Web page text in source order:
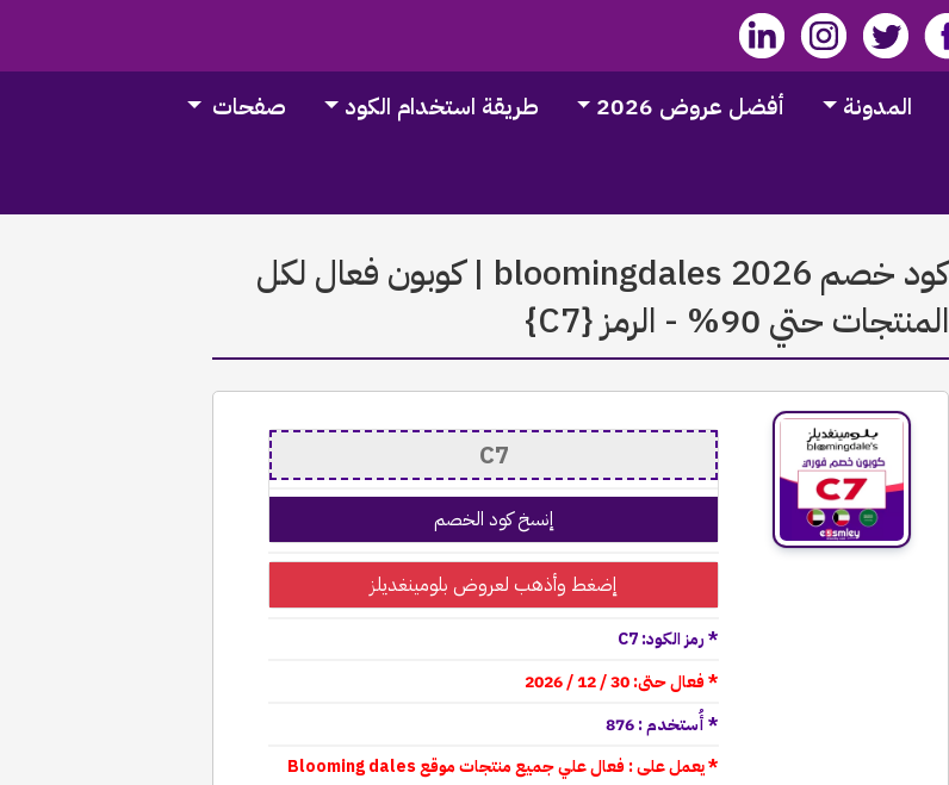
المدونة أفضل عروض 2026 طريقة استخدام الكود صفحات
كود خصم bloomingdales 2026 | كوبون فعال لكل
المنتجات حتي 90% - الرمز {C7}
إنسخ كود الخصم
إضغط وأذهب لعروض بلومينغديلز
* رمز الكود: C7
* فعال حتى: 30 / 12 / 2026
* أُستخدم : 876
* يعمل على : فعال علي جميع منتجات موقع Blooming dales